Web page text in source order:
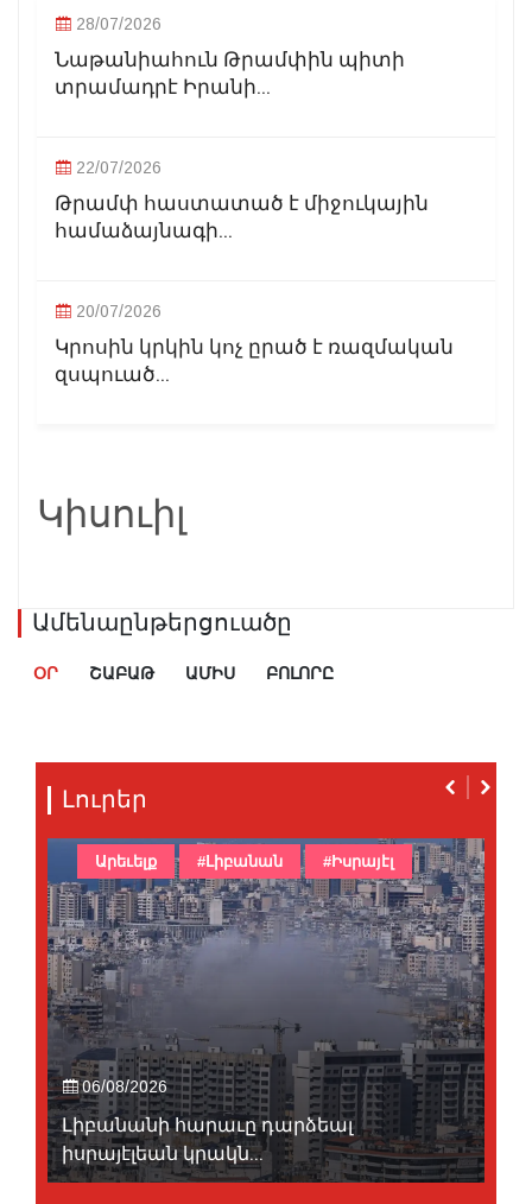
28/07/2026
Նաթանիահուն Թրամփին պիտի
տրամադրէ Իրանի...
22/07/2026
Թրամփ հաստատած է միջուկային
համաձայնագի...
20/07/2026
Կրոսին կրկին կոչ ըրած է ռազմական
զսպուած...
Կիսուիլ
Ամենաընթերցուածը
ՕՐ ՇԱԲԱԹ ԱՄԻՍ ԲՈԼՈՐԸ
Լուրեր
06/08/2026
Լիբանանի հարաւը դարձեալ
իսրայէլեան կրակն...
Արեւելք #Լիբանան #Իսրայէլ